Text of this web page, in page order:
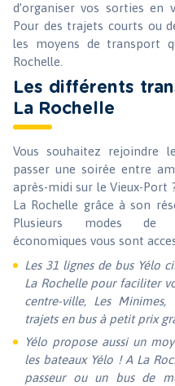
d’organiser vos sorties en
Pour des trajets courts ou
les moyens de transport
Rochelle.
Les différents
La Rochelle
Vous souhaitez rejoindre
passer une soirée entre
après-midi sur le Vieux-Port
La Rochelle grâce à son
Plusieurs modes de
économiques vous sont
Les 31 lignes de bus Yélo
La Rochelle pour faciliter
centre-ville, Les
trajets en bus à petit prix
Yélo propose aussi un
les bateaux Yélo ! A La
passeur ou un bus de